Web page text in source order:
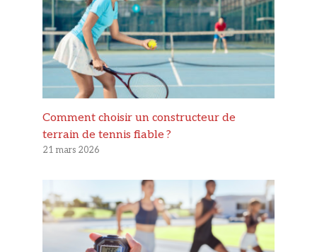
Comment choisir un constructeur de
terrain de tennis fiable ?
21 mars 2026